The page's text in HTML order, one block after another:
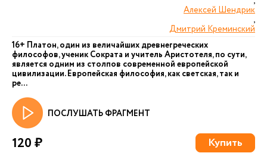
Алексей Шендрик
,
Дмитрий Креминский
16+ Платон, один из величайших древнегреческих
философов, ученик Сократа и учитель Аристотеля, по сути,
является одним из столпов современной европейской
цивилизации. Европейская философия, как светская, так и
ре...
ПОСЛУШАТЬ ФРАГМЕНТ
120 ₽ Купить